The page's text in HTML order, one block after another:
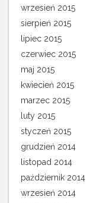
wrzesień 2015
sierpień 2015
lipiec 2015
czerwiec 2015
maj 2015
kwiecień 2015
marzec 2015
luty 2015
styczeń 2015
grudzień 2014
listopad 2014
październik 2014
wrzesień 2014